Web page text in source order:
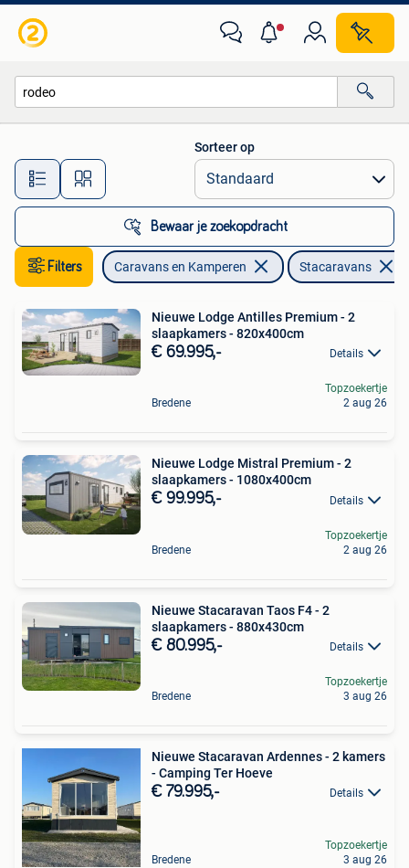
Alle afstanden…
Sorteer op
Bewaar je zoekopdracht
Filters Caravans en Kamperen Stacaravans
Nieuwe Lodge Antilles Premium - 2
slaapkamers - 820x400cm
€ 69.995,- Details
Bredene
Topzoekertje
2 aug 26
Nieuwe Lodge Mistral Premium - 2
slaapkamers - 1080x400cm
€ 99.995,- Details
Bredene
Topzoekertje
2 aug 26
Nieuwe Stacaravan Taos F4 - 2
slaapkamers - 880x430cm
€ 80.995,- Details
Bredene
Topzoekertje
3 aug 26
Nieuwe Stacaravan Ardennes - 2 kamers
- Camping Ter Hoeve
€ 79.995,- Details
Bredene
Topzoekertje
3 aug 26